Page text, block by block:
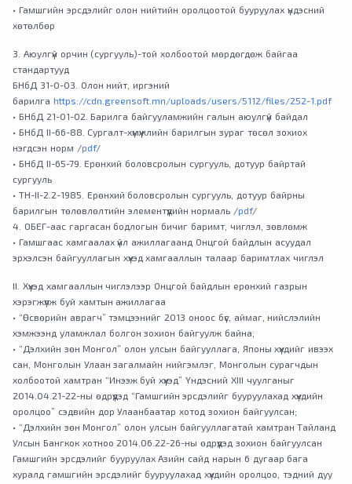
• Гамшгийн эрсдэлийг олон нийтийн оролцоотой бууруулах үндэсний
хөтөлбөр
3. Аюулгүй орчин (сургууль)-той холбоотой мөрдөгдөж байгаа
стандартууд
БНбД 31-0-03. Олон нийт, иргэний
барилга https://cdn.greensoft.mn/uploads/users/5112/files/252-1.pdf
• БНбД 21-01-02. Барилга байгууламжийн галын аюулгүй байдал
• БНбД II-66-88. Сургалт-хүмүүжлийн барилгын зураг төсөл зохиох
нэгдсэн норм /pdf/
• БНбД II-65-79. Ерөнхий боловсролын сургууль, дотуур байртай
сургууль
• ТН-II-2.2-1985. Ерөнхий боловсролын сургууль, дотуур байрны
барилгын төлөвлөлтийн элементүүдийн нормаль /pdf/
4. ОБЕГ-аас гаргасан бодлогын бичиг баримт, чиглэл, зөвлөмж
• Гамшгаас хамгаалах үйл ажиллагаанд Онцгой байдлын асуудал
эрхэлсэн байгууллагын хүүхэд хамгааллын талаар баримтлах чиглэл
II. Хүүхэд хамгааллын чиглэлээр Онцгой байдлын ерөнхий газрын
хэрэгжүүлж буй хамтын ажиллагаа
• “Өсвөрийн аврагч” тэмцээнийг 2013 оноос бүс, аймаг, нийслэлийн
хэмжээнд уламжлал болгон зохион байгуулж байна;
• “Дэлхийн зөн Монгол” олон улсын байгууллага, Японы хүүхдийг ивээх
сан, Монголын Улаан загалмайн нийгэмлэг, Монголын сурагчдын
холбоотой хамтран “Инээж буй хүүхэд” Үндэсний XIII чуулганыг
2014.04.21-22-ны өдрүүдэд “Гамшгийн эрсдэлийг бууруулахад хүүхдийн
оролцоо” сэдвийн дор Улаанбаатар хотод зохион байгуулсан;
• “Дэлхийн зөн Монгол” олон улсын байгууллагатай хамтран Тайланд
Улсын Бангкок хотноо 2014.06.22-26-ны өдрүүдэд зохион байгуулсан
Гамшгийн эрсдэлийг бууруулах Азийн сайд нарын 6 дугаар бага
хуралд гамшгийн эрсдэлийг бууруулахад хүүхдийн оролцоо, тэдний дуу